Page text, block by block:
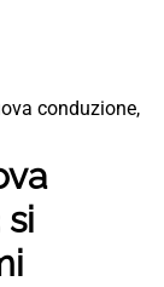
conduzione,